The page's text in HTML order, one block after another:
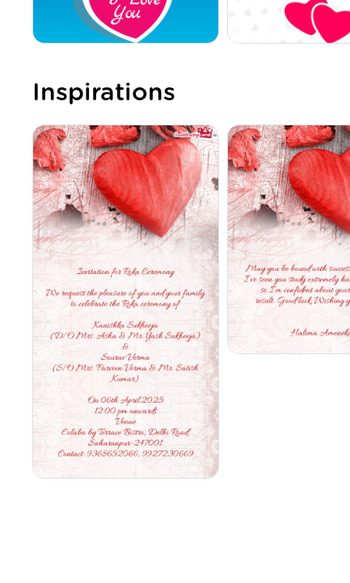
Inspirations